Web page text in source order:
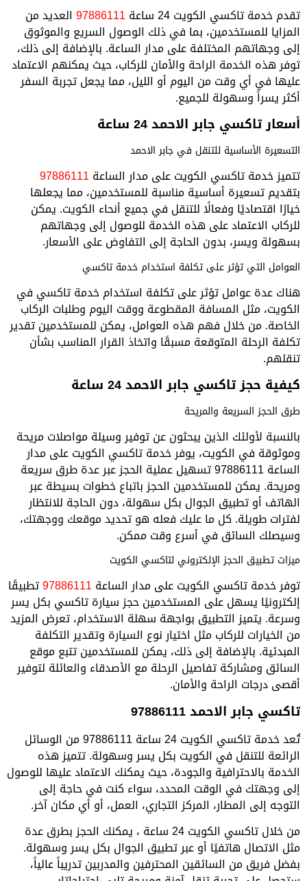
تقدم خدمة تاكسي الكويت 24 ساعة 97886111 العديد من
المزايا للمستخدمين، بما في ذلك الوصول السريع والموثوق
إلى وجهاتهم المختلفة على مدار الساعة. بالإضافة إلى ذلك،
توفر هذه الخدمة الراحة والأمان للركاب، حيث يمكنهم الاعتماد
عليها في أي وقت من اليوم أو الليل، مما يجعل تجربة السفر
أكثر يسراً وسهولة للجميع.
أسعار تاكسي جابر الاحمد 24 ساعة
التسعيرة الأساسية للتنقل في جابر الاحمد
تتميز خدمة تاكسي الكويت على مدار الساعة97886111
بتقديم تسعيرة أساسية مناسبة للمستخدمين، مما يجعلها
خيارًا اقتصاديًا وفعالًا للتنقل في جميع أنحاء الكويت. يمكن
للركاب الاعتماد على هذه الخدمة للوصول إلى وجهاتهم
بسهولة ويسر، بدون الحاجة إلى التفاوض على الأسعار.
العوامل التي تؤثر على تكلفة استخدام خدمة تاكسي
هناك عدة عوامل تؤثر على تكلفة استخدام خدمة تاكسي في
الكويت، مثل المسافة المقطوعة ووقت اليوم وطلبات الركاب
الخاصة. من خلال فهم هذه العوامل، يمكن للمستخدمين تقدير
تكلفة الرحلة المتوقعة مسبقًا واتخاذ القرار المناسب بشأن
تنقلهم.
كيفية حجز تاكسي جابر الاحمد 24 ساعة
طرق الحجز السريعة والمريحة
بالنسبة لأولئك الذين يبحثون عن توفير وسيلة مواصلات مريحة
وموثوقة في الكويت، يوفر خدمة تاكسي الكويت على مدار
الساعة 97886111 تسهيل عملية الحجز عبر عدة طرق سريعة
ومريحة. يمكن للمستخدمين الحجز باتباع خطوات بسيطة عبر
الهاتف أو تطبيق الجوال بكل سهولة، دون الحاجة للانتظار
لفترات طويلة. كل ما عليك فعله هو تحديد موقعك ووجهتك،
وسيصلك السائق في أسرع وقت ممكن.
ميزات تطبيق الحجز الإلكتروني لتاكسي الكويت
توفر خدمة تاكسي الكويت على مدار الساعة97886111تطبيقًا
إلكترونيًا يسهل على المستخدمين حجز سيارة تاكسي بكل يسر
وسرعة. يتميز التطبيق بواجهة سهلة الاستخدام، تعرض المزيد
من الخيارات للركاب مثل اختيار نوع السيارة وتقدير التكلفة
المبدئية. بالإضافة إلى ذلك، يمكن للمستخدمين تتبع موقع
السائق ومشاركة تفاصيل الرحلة مع الأصدقاء والعائلة لتوفير
أقصى درجات الراحة والأمان.
تاكسي جابر الاحمد 97886111
تُعد خدمة تاكسي الكويت 24 ساعة 97886111 من الوسائل
الرائعة للتنقل في الكويت بكل يسر وسهولة. تتميز هذه
الخدمة بالاحترافية والجودة، حيث يمكنك الاعتماد عليها للوصول
إلى وجهتك في الوقت المحدد، سواء كنت في حاجة إلى
التوجه إلى المطار، المركز التجاري، العمل، أو أي مكان آخر.
من خلال تاكسي الكويت 24 ساعة ، يمكنك الحجز بطرق عدة
مثل الاتصال هاتفيًا أو عبر تطبيق الجوال بكل يسر وسهولة.
بفضل فريق من السائقين المحترفين والمدربين تدريباً عالياً،